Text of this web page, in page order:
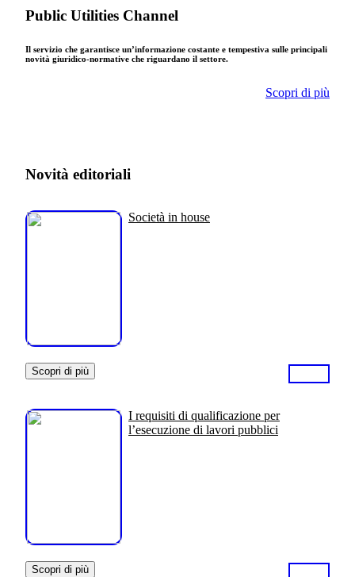
Public Utilities Channel
Il servizio che garantisce un’informazione costante e tempestiva sulle principali
novità giuridico-normative che riguardano il settore.
Scopri di più
Novità editoriali
Società in house
Scopri di più
I requisiti di qualificazione per
l’esecuzione di lavori pubblici
Scopri di più